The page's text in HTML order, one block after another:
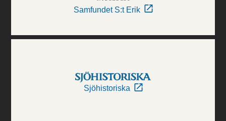
Samfundet S:t Erik
Sjöhistoriska